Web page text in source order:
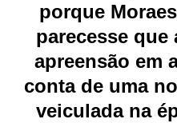
porque
parecesse que
apreensão em
conta de uma
veiculada na